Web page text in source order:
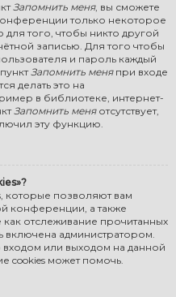
Запомнить меня, вы сможете
только некоторое
того, чтобы никто другой
записью. Для того чтобы
и пароль каждый
Запомнить меняпри входе
делать это на
в библиотеке, интернет-
Запомнить меняотсутствует,
эту функцию.
которые позволяют вам
конференции, а также
отслеживание прочитанных
включена администратором.
входом или выходом на данной
cookies может помочь.